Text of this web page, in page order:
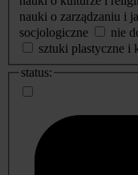
nauki o zarządzaniu i
socjologiczne
nie
sztuki plastyczne i
status: